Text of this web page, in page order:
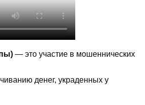
— это участие в мошеннических
денег, украденных у